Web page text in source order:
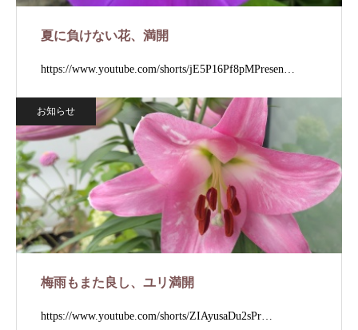
夏に負けない花、満開
https://www.youtube.com/shorts/jE5P16Pf8pMPresen…
お知らせ
梅雨もまた良し、ユリ満開
https://www.youtube.com/shorts/ZIAyusaDu2sPr…